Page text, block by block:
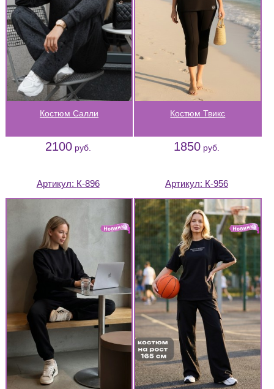
Костюм Салли
2100руб.
Костюм Твикс
1850руб.
Артикул: К-896 Артикул: К-956